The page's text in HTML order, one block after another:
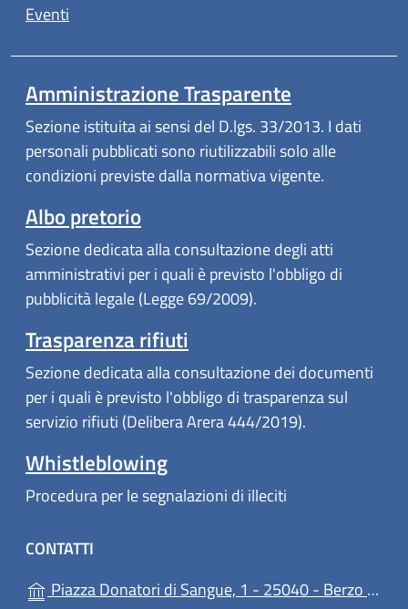
Eventi
Amministrazione Trasparente
Sezione istituita ai sensi del D.lgs. 33/2013. I dati
personali pubblicati sono riutilizzabili solo alle
condizioni previste dalla normativa vigente.
Albo pretorio
Sezione dedicata alla consultazione degli atti
amministrativi per i quali è previsto l'obbligo di
pubblicità legale (Legge 69/2009).
Trasparenza rifiuti
Sezione dedicata alla consultazione dei documenti
per i quali è previsto l'obbligo di trasparenza sul
servizio rifiuti (Delibera Arera 444/2019).
Whistleblowing
Procedura per le segnalazioni di illeciti
CONTATTI
Piazza Donatori di Sangue, 1 - 25040 - Berzo Demo (BS)